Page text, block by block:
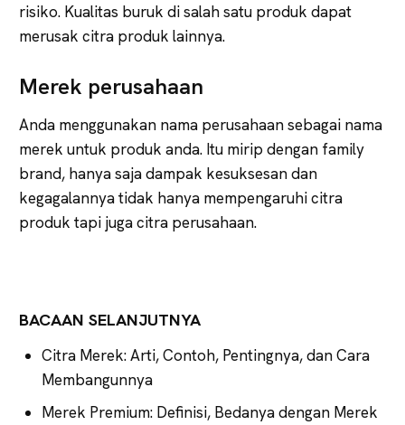
risiko. Kualitas buruk di salah satu produk dapat
merusak citra produk lainnya.
Merek perusahaan
Anda menggunakan nama perusahaan sebagai nama
merek untuk produk anda. Itu mirip dengan family
brand, hanya saja dampak kesuksesan dan
kegagalannya tidak hanya mempengaruhi citra
produk tapi juga citra perusahaan.
BACAAN SELANJUTNYA
Citra Merek: Arti, Contoh, Pentingnya, dan Cara
Membangunnya
Merek Premium: Definisi, Bedanya dengan Merek